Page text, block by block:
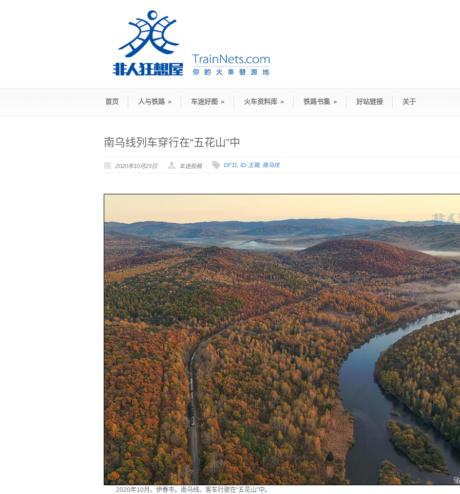
首页 人与铁路 » 车迷好图 » 火车资料库 » 铁路书集 » 好站链接 关于
南乌线列车穿行在“五花山”中
2020年10月23日 车迷投稿 DF11 ID-王璐, 南乌线
2020年10月。伊春市。南乌线。客车行驶在“五花山”中。